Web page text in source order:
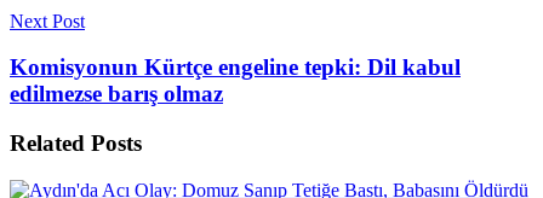
Next Post
Komisyonun Kürtçe engeline tepki: Dil kabul
edilmezse barış olmaz
Related Posts